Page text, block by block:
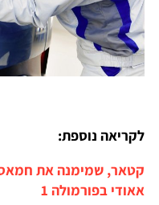
לקריאה נוספת:
קטאר, שמימנה את
אאודי בפורמולה 1